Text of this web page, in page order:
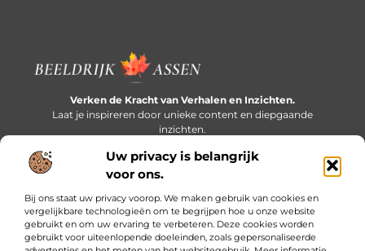
Uw privacy is belangrijk
voor ons.
Bij ons staat uw privacy voorop. We maken gebruik van cookies en
vergelijkbare technologieën om te begrijpen hoe u onze website
gebruikt en om uw ervaring te verbeteren. Deze cookies worden
gebruikt voor uiteenlopende doeleinden, zoals gepersonaliseerde
Verken de Kracht van Verhalen en Inzichten.
Laat je inspireren door unieke content en diepgaande
inzichten.
Bericht categorie
Onze informatie